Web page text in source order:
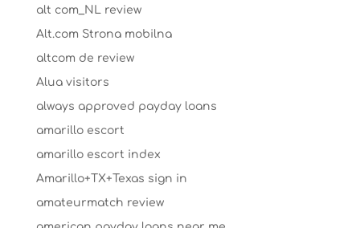
alt com_NL review
Alt.com Strona mobilna
altcom de review
Alua visitors
always approved payday loans
amarillo escort
amarillo escort index
Amarillo+TX+Texas sign in
amateurmatch review